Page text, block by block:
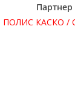
ПОЛИС КАСКО /